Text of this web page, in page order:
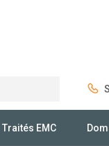
Traités EMC